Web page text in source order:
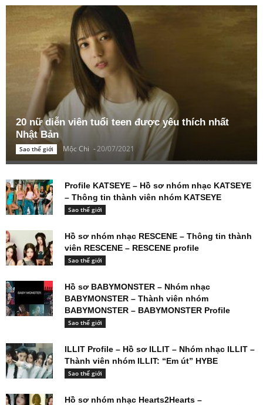
20 nữ diễn viên tuổi teen được yêu thích nhất
Nhật Bản
Sao thế giới Mộc Chi -20/07/2021
Profile KATSEYE – Hồ sơ nhóm nhạc KATSEYE
– Thông tin thành viên nhóm KATSEYE
Sao thế giới
Hồ sơ nhóm nhạc RESCENE – Thông tin thành
viên RESCENE – RESCENE profile
Sao thế giới
Hồ sơ BABYMONSTER – Nhóm nhạc
BABYMONSTER – Thành viên nhóm
BABYMONSTER – BABYMONSTER Profile
Sao thế giới
ILLIT Profile – Hồ sơ ILLIT – Nhóm nhạc ILLIT –
Thành viên nhóm ILLIT: “Em út” HYBE
Sao thế giới
Hồ sơ nhóm nhạc Hearts2Hearts –